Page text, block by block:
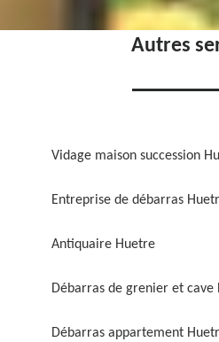
Autres
Vidage maison succession
Entreprise de débarras
Antiquaire Huetre
Débarras de grenier et cave
Débarras appartement